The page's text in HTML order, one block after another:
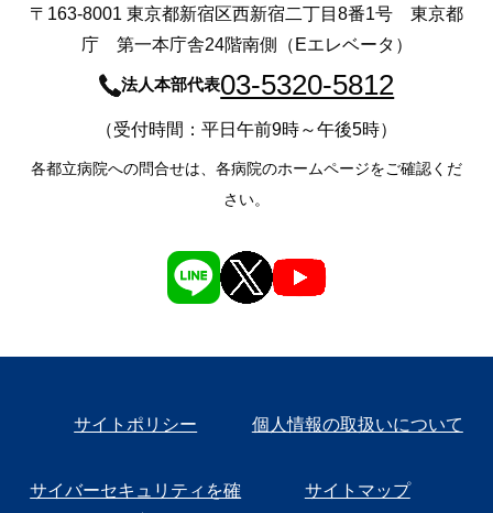
〒163-8001 東京都新宿区西新宿二丁目8番1号 東京都
庁 第一本庁舎24階南側（Eエレベータ）
法人本部代表03-5320-5812
（受付時間：平日午前9時～午後5時）
各都立病院への問合せは、各病院のホームページをご確認くだ
さい。
サイトポリシー 個人情報の取扱いについて
サイバーセキュリティを確
サイトマップ